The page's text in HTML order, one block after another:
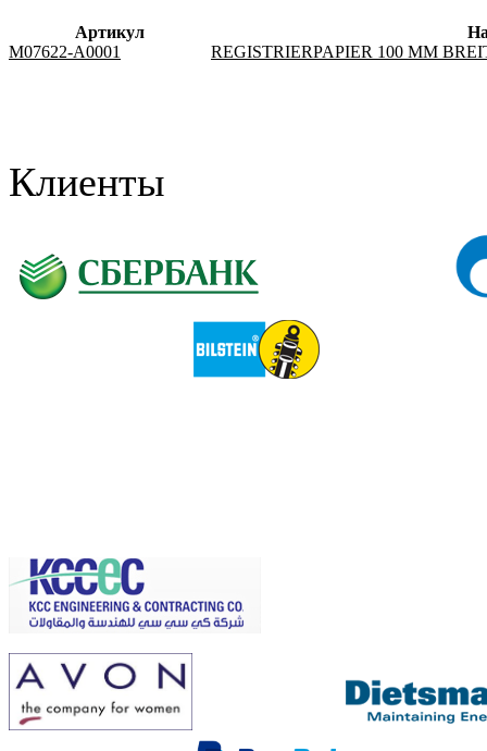
Артикул
M07622-A0001
REGISTRIERPAPIER 100 MM
Клиенты